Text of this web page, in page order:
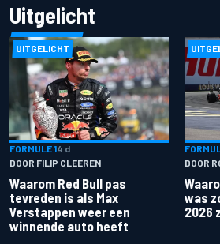
Uitgelicht
UITGELICHT
FORMULE 14 d
DOOR FILIP CLEEREN
Waarom Red Bull pas
tevreden is als Max
Verstappen weer een
winnende auto heeft
DOOR
was
2026